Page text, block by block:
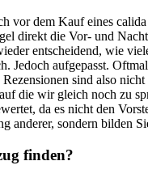
vor dem Kauf eines
direkt die Vor- und
entscheidend, wie
Jedoch aufgepasst.
sind also
die wir gleich noch zu
da es nicht den
anderer, sondern bilden
finden?